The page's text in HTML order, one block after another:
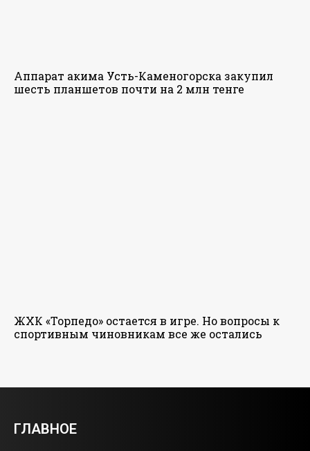
Аппарат акима Усть-Каменогорска закупил
шесть планшетов почти на 2 млн тенге
ЖХК «Торпедо» остается в игре. Но вопросы к
спортивным чиновникам все же остались
ГЛАВНОЕ